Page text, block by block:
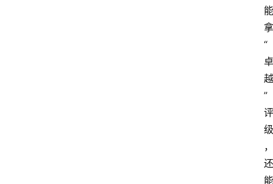
能
拿
“
卓
越
”
评
级
，
还
能